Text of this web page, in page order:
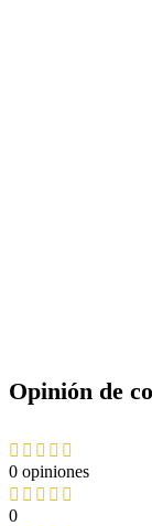
Opinión de
0 opiniones
0